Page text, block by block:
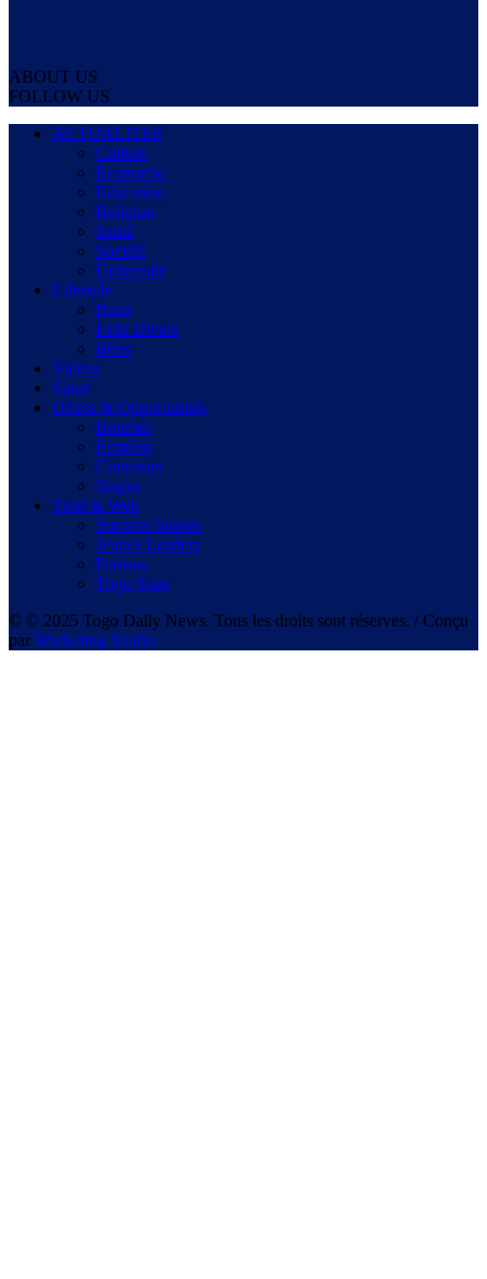
ABOUT US
FOLLOW US
ACTUALITES
Culture
Economie
Education
Religion
Santé
Société
Université
Lifestyle
Buzz
Faits Divers
Idées
Vidéos
Sport
Offres & Opportunités
Bourses
Emplois
Concours
Stages
Tech & Web
Success Stories
Jeunes Leaders
Patrons
Togo Stars
© © 2025 Togo Daily News. Tous les droits sont réserves. / Conçu
par Warketing Studio